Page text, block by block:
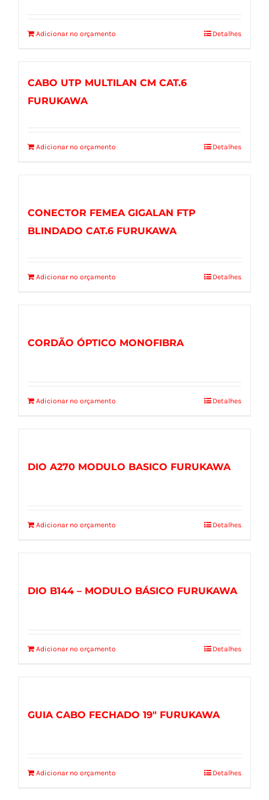
Adicionar no orçamento Detalhes
CABO UTP MULTILAN CM CAT.6
FURUKAWA
Adicionar no orçamento Detalhes
CONECTOR FEMEA GIGALAN FTP
BLINDADO CAT.6 FURUKAWA
Adicionar no orçamento Detalhes
CORDÃO ÓPTICO MONOFIBRA
Adicionar no orçamento Detalhes
DIO A270 MODULO BASICO FURUKAWA
Adicionar no orçamento Detalhes
DIO B144 – MODULO BÁSICO FURUKAWA
Adicionar no orçamento Detalhes
GUIA CABO FECHADO 19″ FURUKAWA
Adicionar no orçamento Detalhes